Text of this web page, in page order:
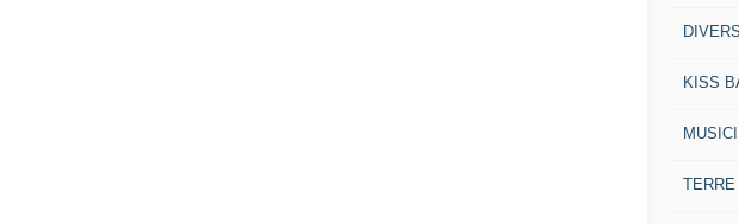
DIVERS
KISS
TERRE